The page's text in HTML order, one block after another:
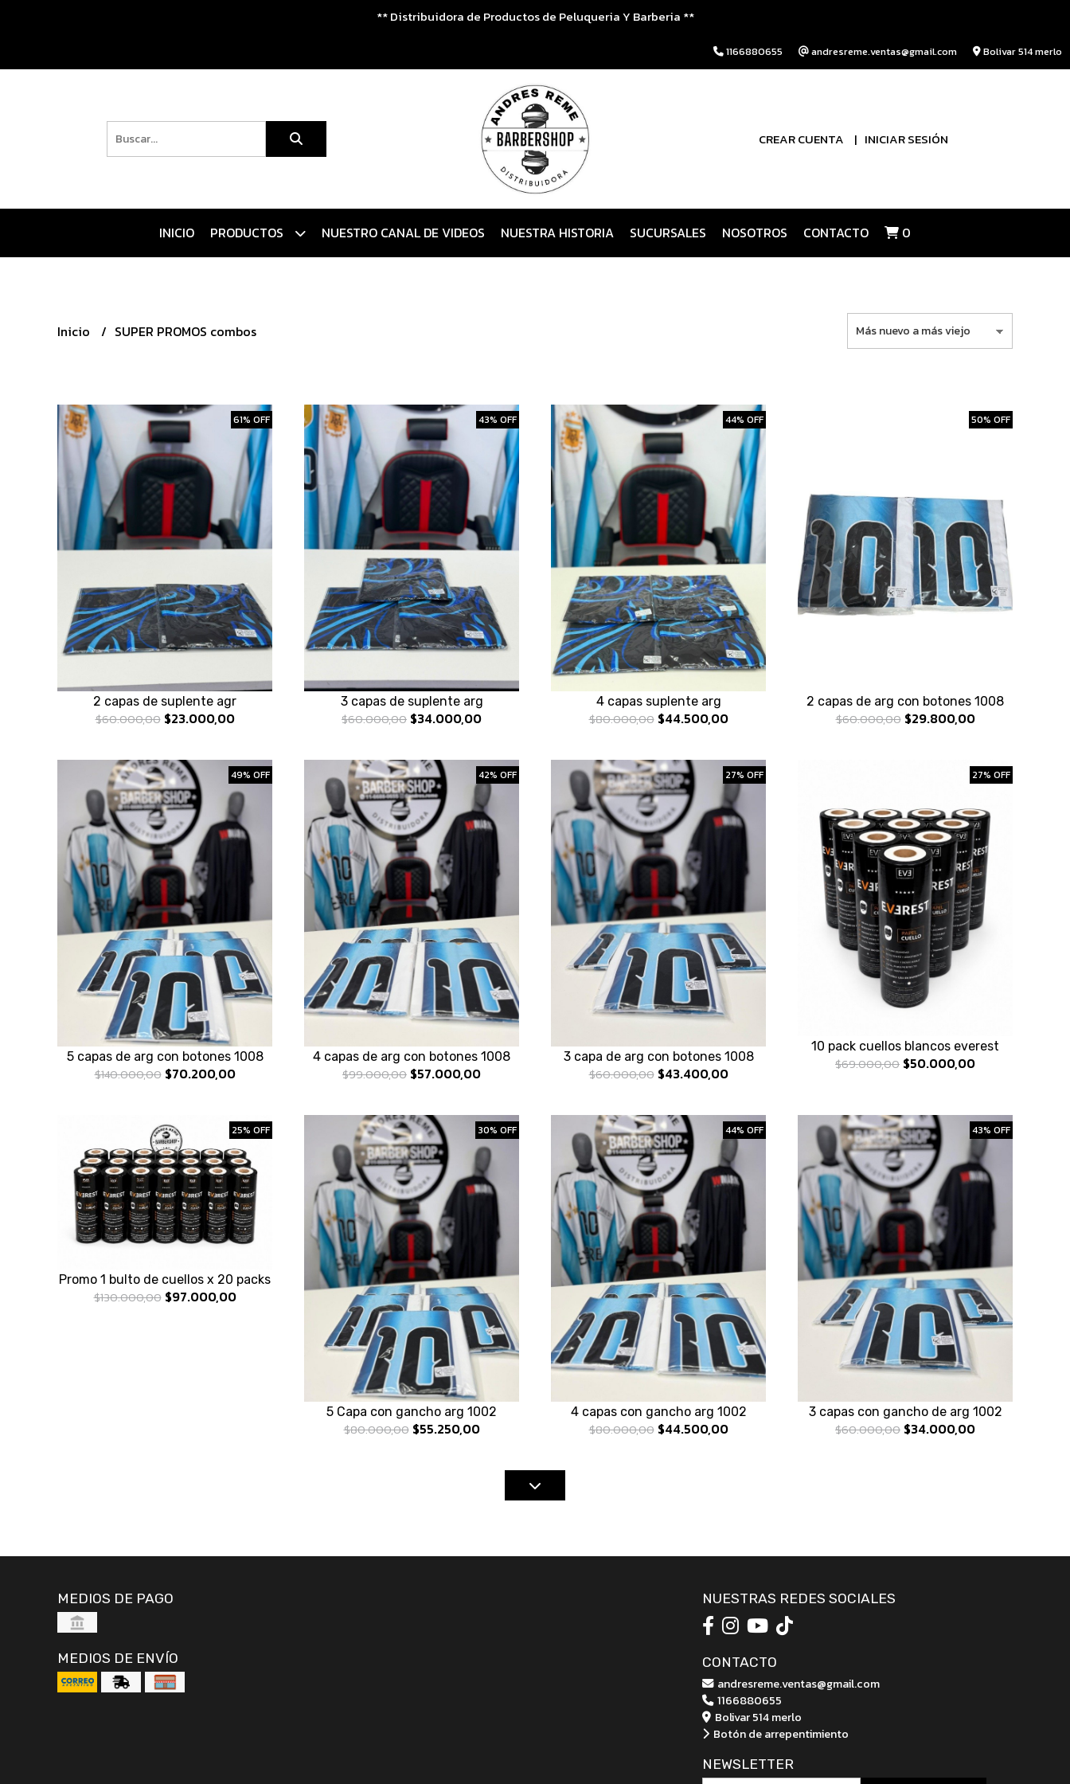
** Distribuidora de Productos de Peluqueria Y Barberia **
1166880655 andresreme.ventas@gmail.com Bolivar 514 merlo
CREAR CUENTA INICIAR SESIÓN
INICIO PRODUCTOS NUESTRO CANAL DE VIDEOS NUESTRA HISTORIA SUCURSALES NOSOTROS CONTACTO 0
Inicio SUPER PROMOS combos
61% OFF
2 capas de suplente agr
$60.000,00$23.000,00
43% OFF
3 capas de suplente arg
$60.000,00 $34.000,00
44% OFF
4 capas suplente arg
$80.000,00$44.500,00
50% OFF
2 capas de arg con botones 1008
$60.000,00$29.800,00
49% OFF
5 capas de arg con botones 1008
$140.000,00$70.200,00
42% OFF
4 capas de arg con botones 1008
$99.000,00 $57.000,00
27% OFF
3 capa de arg con botones 1008
$60.000,00$43.400,00
27% OFF
10 pack cuellos blancos everest
$69.000,00 $50.000,00
25% OFF
Promo 1 bulto de cuellos x 20 packs
$130.000,00$97.000,00
30% OFF
5 Capa con gancho arg 1002
$80.000,00$55.250,00
44% OFF
4 capas con gancho arg 1002
$80.000,00$44.500,00
43% OFF
3 capas con gancho de arg 1002
$60.000,00 $34.000,00
MEDIOS DE PAGO
MEDIOS DE ENVÍO
NUESTRAS REDES SOCIALES
CONTACTO
andresreme.ventas@gmail.com
1166880655
Bolivar 514 merlo
Botón de arrepentimiento
NEWSLETTER